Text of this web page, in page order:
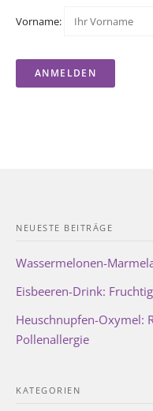
Vorname:
NEUESTE BEITRÄGE
Wassermelonen-
Eisbeeren-Drink:
Heuschnupfen-Oxymel:
Pollenallergie
KATEGORIEN